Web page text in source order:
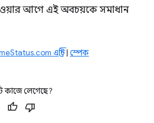
হওয়ার আগে এই অবচয়কে সমাধান
এন্ট্রি| স্পেক
কাজে লেগেছে?